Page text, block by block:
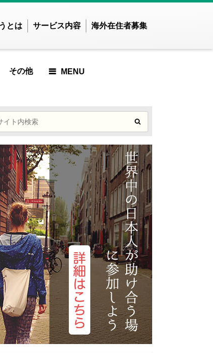
とは サービス内容 海外在住者募集
キスタン
カンボジア
ポール
スリランカ
ネパール
ラデシュ
パキスタン
ー共和国
フィリピン
ム
マカオ
シア
ミャンマー
ィブ共和国
ラオス
オセアニア
トラリア
トンガ
ジーランド
パラオ共和国
その他
FEATURED ARTICLE
でした
MOST VIEWED
ARTICLE
記事が見つかりません
でした
PICKUP ARTICLE
FEATURED ARTICLE
VIEWED ARTICLE
が見つかりませんでした
PICKUP ARTICLE
ARTICLE
したほうがいい９つの理由
VIEWED ARTICLE
つかりませんでした
ARTICLE
強方法５選
方法を徹底比較
でした
ARTICLE
全部！生活にかかるお金を
よう
ARTICLE
ませんでした
地のルールと知識７選
んでした
ARTICLE
なイメージの花の都の裏の顔
とは
ARTICLE
りませんでした
ARTICLE
MENU